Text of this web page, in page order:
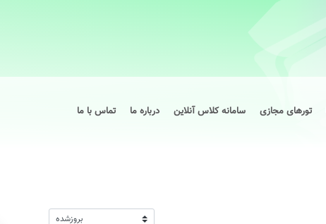
تورهای مجازی سامانه کلاس آنلاین درباره ما تماس با ما